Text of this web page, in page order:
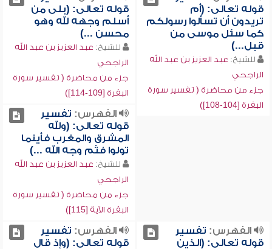
قوله تعالى: (أم
تريدون أن تسألوا رسولكم
كما سئل موسى من
قبل...)
للشيخ: عبد العزيز بن عبد الله
الراجحي
جزء من محاضرة ( تفسير سورة
البقرة [104-108])
قوله تعالى: (بلى من
أسلم وجهه لله وهو
محسن ...)
للشيخ: عبد العزيز بن عبد الله
الراجحي
جزء من محاضرة ( تفسير سورة
البقرة [109-114])
الفهرس: تفسير
قوله تعالى: (ولله
المشرق والمغرب فأينما
تولوا فثم وجه الله ...)
للشيخ: عبد العزيز بن عبد الله
الراجحي
جزء من محاضرة ( تفسير سورة
البقرة الآية [115])
الفهرس: تفسير
قوله تعالى: (الذين
الفهرس: تفسير
قوله تعالى: (وإذ قال